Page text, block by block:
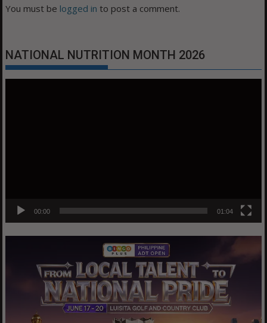
You must be logged in to post a comment.
NATIONAL NUTRITION MONTH 2026
00:00 01:04